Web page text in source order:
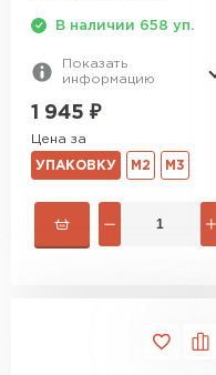
В наличии 658 уп.
Показать
информацию
1 945 ₽
Цена за
УПАКОВКУ М2 М3